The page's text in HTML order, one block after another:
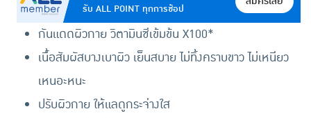
รับ ALL POINT ทุกการช้อป
กันแดดผิวกาย วิตามินซีเข้มข้น X100*
เนื้อสัมผัสบางเบาผิว เย็นสบาย ไม่ทิ้งคราบขาว ไม่เหนียว
เหนอะหนะ
ปรับผิวกาย ให้แลดูกระจ่างใส